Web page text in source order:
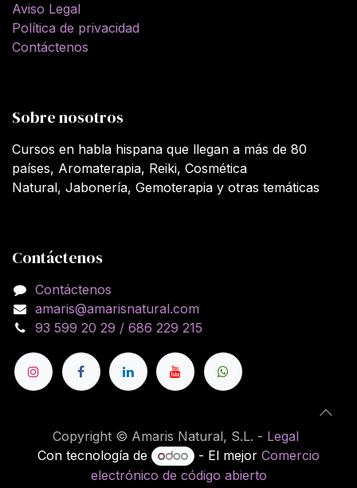
Aviso Legal
Política de privacidad
Contáctenos
Sobre nosotros
Cursos en habla hispana que llegan a más de 80
países, Aromaterapia, Reiki, Cosmética
Natural, Jabonería, Gemoterapia y otras temáticas
Contáctenos
Contáctenos
amaris@amarisnatural.com
93 599 20 29 / 686 229 215
Copyright © Amaris Natural, S.L. - Legal
Con tecnología de
- El mejorComercio
electrónico de código abierto